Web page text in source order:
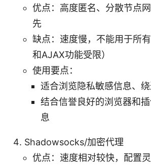
优点：高度匿名、分散节点
先
缺点：速度慢，不能用于所
和AJAX功能受限）
使用要点：
适合浏览隐私敏感信息、
结合信誉良好的浏览器和
息
Shadowsocks/加密代理
优点：速度相对较快，配置